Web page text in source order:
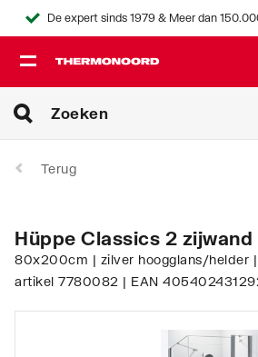
De expert sinds 1979 & Meer dan
Terug
Hüppe Classics 2 zijwand
80x200cm | zilver hoogglans/helder
artikel 7780082 | EAN